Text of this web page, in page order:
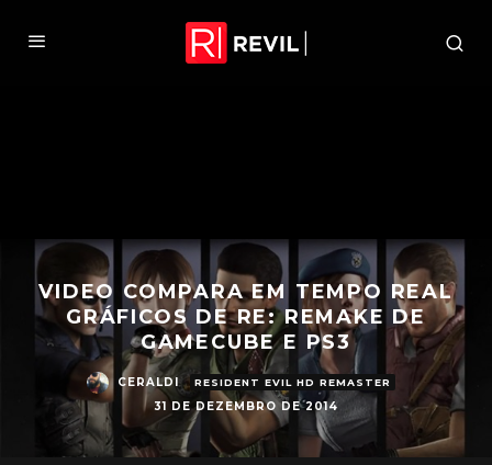
VIDEO COMPARA EM TEMPO REAL
GRÁFICOS DE RE: REMAKE DE
GAMECUBE E PS3
CERALDI RESIDENT EVIL HD REMASTER
31 DE DEZEMBRO DE 2014